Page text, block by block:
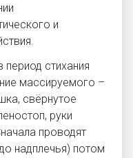
и
стихания
массируемого –
свёрнутое
руки
проводят
надплечья) потом